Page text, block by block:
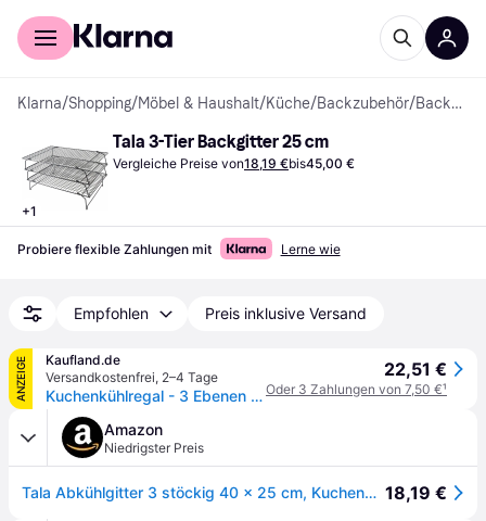
Für Shopper
Klarna/Shopping/Möbel & Haushalt/Küche/Backzubehör/ Backgitter
+1
Tala 3-Tier Backgitter 25 cm
Vergleiche Preise von18,19 €bis45,00 €
Probiere flexible Zahlungen mit Lerne wie
Empfohlen Preis inklusive Versand
ANZEIGE
Kaufland.de
Versandkostenfrei, 2–4 Tage
Kuchenkühlregal - 3 Ebenen / Tala
22,51 €
Oder 3 Zahlungen von 7,50 €¹
Amazon
Niedrigster Preis
Tala Abkühlgitter 3 stöckig 40 x 25 cm, Kuchengitter stapelbar faltbar 18,19 €